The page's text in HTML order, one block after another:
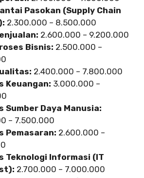
Pasokan (Supply Chain
2.300.000 – 8.500.000
2.600.000 – 9.200.000
Bisnis: 2.500.000 –
2.400.000 – 7.800.000
Keuangan: 3.000.000 –
Sumber Daya Manusia:
– 7.500.000
Pemasaran: 2.600.000 –
Teknologi Informasi (IT
2.700.000 – 7.000.000